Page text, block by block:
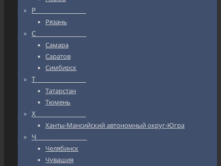
Р_________________
Рязань
С_________________
Самара
Саратов
Симбирск
Т_________________
Татарстан
Тюмень
Х_________________
Ханты-Мансийский автономный округ-Югра
Ч_________________
Челябинск
Чувашия